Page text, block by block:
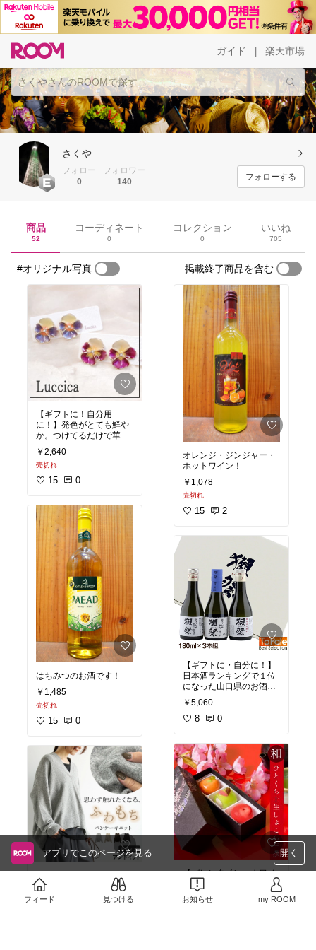
ガイド 楽天市場
さくや
フォロー
0
フォロワー
140
フォローする
商品
52
コーディネート
0
コレクション
0
いいね
705
#オリジナル写真 掲載終了商品を含む
【ギフトに！自分用
に！】発色がとても鮮や
か。つけてるだけで華や
かになります。3月の誕
生日の方に是非。
￥2,640
売切れ
15 0
はちみつのお酒です！
￥1,485
売切れ
15 0
【普段使いに！】カジュ
アルになりすぎず、可愛
く暖かく、体型もカバー
オレンジ・ジンジャー・
ホットワイン！
￥1,078
売切れ
15 2
【ギフトに・自分に！】
日本酒ランキングで１位
になった山口県のお酒、
獺祭(だっさい)。とても
飲みやすく、製法の関係
上量産がそんなに出来
には2割3分磨きも入って
いるのでお得です！
￥5,060
8 0
【バレンタイン・ホワイ
トデーに！】これは実際
上司から頂きましたが、
インパクト、味、被らな
アプリでこのページを見る 開く
フィード 見つける お知らせ my ROOM